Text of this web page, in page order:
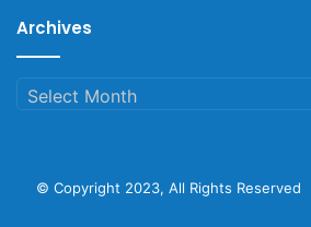
Archives
Archives
© Copyright 2023, All Rights Reserved |